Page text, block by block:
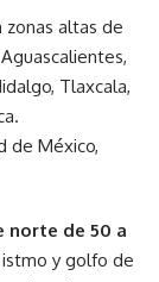
zonas altas de
Tlaxcala,
de México,
norte de 50 a
istmo y golfo de